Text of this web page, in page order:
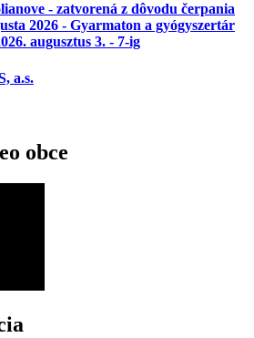
- zatvorená z dôvodu čerpania
2026 - Gyarmaton a gyógyszertár
augusztus 3. - 7-ig
a.s.
obce